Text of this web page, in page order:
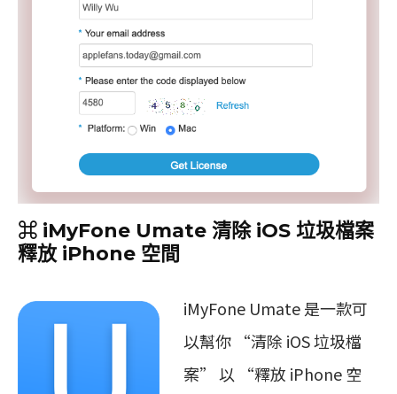
⌘ iMyFone Umate 清除 iOS 垃圾檔案
釋放 iPhone 空間
iMyFone Umate 是一款可
以幫你 “清除 iOS 垃圾檔
案” 以 “釋放 iPhone 空